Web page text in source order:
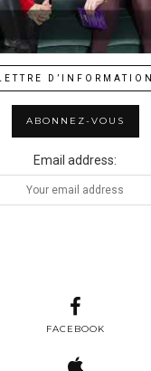
LETTRE D’INFORMATION
Email address:
FACEBOOK